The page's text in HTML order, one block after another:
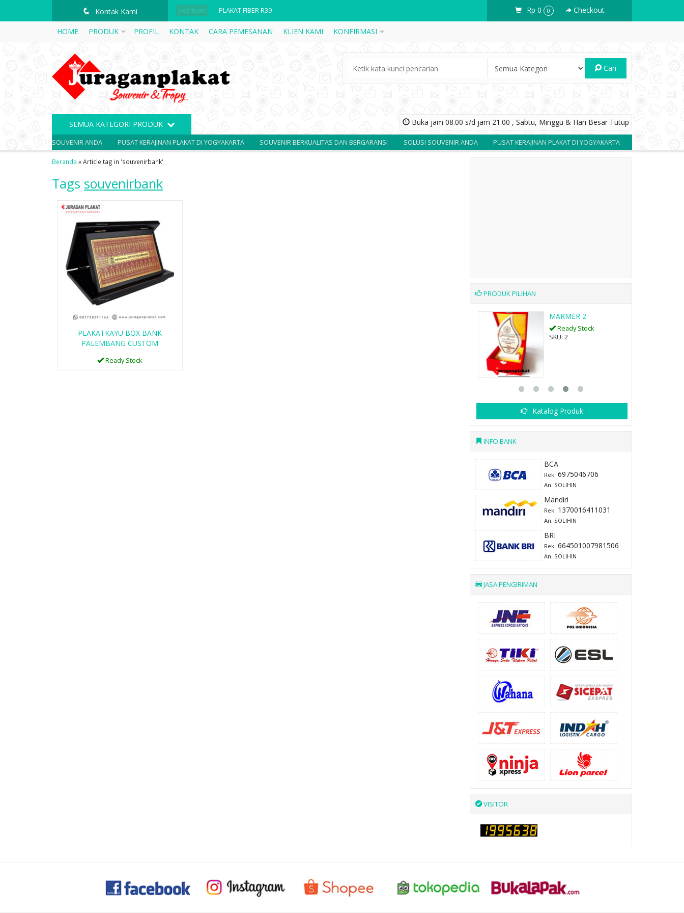
q Kontak Kami Hot Item! PLAKAT FIBER R39
PLAKAT FIBER R33
PLAKAT KAYU KOTA BALIKPAPAN CUSTOM
PLAKAT FIBER R32
Rp 0 0 Checkout
HOME PRODUK PROFIL KONTAK CARA PEMESANAN KLIEN KAMI KONFIRMASI
Cari
Buka jam 08.00 s/d jam 21.00 , Sabtu, Minggu & Hari Besar Tutup
SEMUA KATEGORI PRODUK
SOLUSI SOUVENIR ANDA PUSAT KERAJINAN PLAKAT DI YOGYAKARTA SOUVENIR BERKUALITAS DAN BERGARANSI SOLUSI SOUVENIR ANDA PUSAT KERAJINAN PLAKAT DI YOGYAKARTA
Beranda »Article tag in 'souvenirbank'
Tags souvenirbank
PLAKATKAYU BOX BANK
PALEMBANG CUSTOM
Ready Stock
PRODUK PILIHAN
PLAKAT KAYU DPRD
Ready Stock
MARMER 2
Ready Stock
SKU: 2
Katalog Produk
INFO BANK
BCA
Rek. 6975046706
An. SOLIHIN
Mandiri
Rek. 1370016411031
An. SOLIHIN
BRI
Rek. 664501007981506
An. SOLIHIN
JASA PENGIRIMAN
VISITOR